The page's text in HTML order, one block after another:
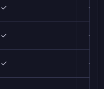
✓ ✓
✓ ✓
✓ ✓